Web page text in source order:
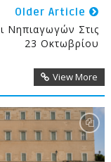
Older Article
Νηπιαγωγών Στις
23 Οκτωβρίου
View More